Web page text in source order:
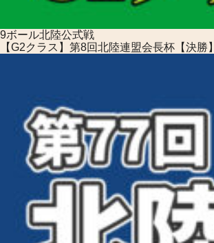
9ボール北陸公式戦
【G2クラス】第8回北陸連盟会長杯【決勝】